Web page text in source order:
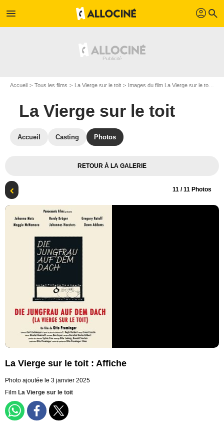
menu profil search
Accueil Tous les films La Vierge sur le toit Images du film La Vierge sur le toit
La Vierge sur le toit
Accueil Casting Photos
RETOUR À LA GALERIE
11 / 11 Photos
La Vierge sur le toit : Affiche
Photo ajoutée le 3 janvier 2025
Film La Vierge sur le toit